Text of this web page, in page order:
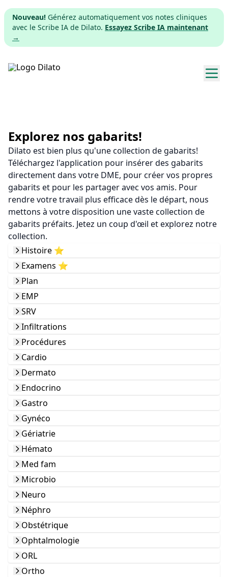
Nouveau! Générez automatiquement vos notes cliniques
avec le Scribe IA de Dilato. Essayez Scribe IA maintenant
→
Tarifs
Télécharger
App web
S'inscrire
Explorez nos gabarits!
Dilato est bien plus qu'une collection de gabarits!
Téléchargez l'application pour insérer des gabarits
directement dans votre DME, pour créer vos propres
gabarits et pour les partager avec vos amis. Pour
rendre votre travail plus efficace dès le départ, nous
mettons à votre disposition une vaste collection de
gabarits préfaits. Jetez un coup d'œil et explorez notre
collection.
Histoire ⭐️
Examens ⭐️
Plan
EMP
SRV
Infiltrations
Procédures
Cardio
Dermato
Endocrino
Gastro
Gynéco
Gériatrie
Hémato
Med fam
Microbio
Neuro
Néphro
Obstétrique
Ophtalmologie
ORL
Ortho